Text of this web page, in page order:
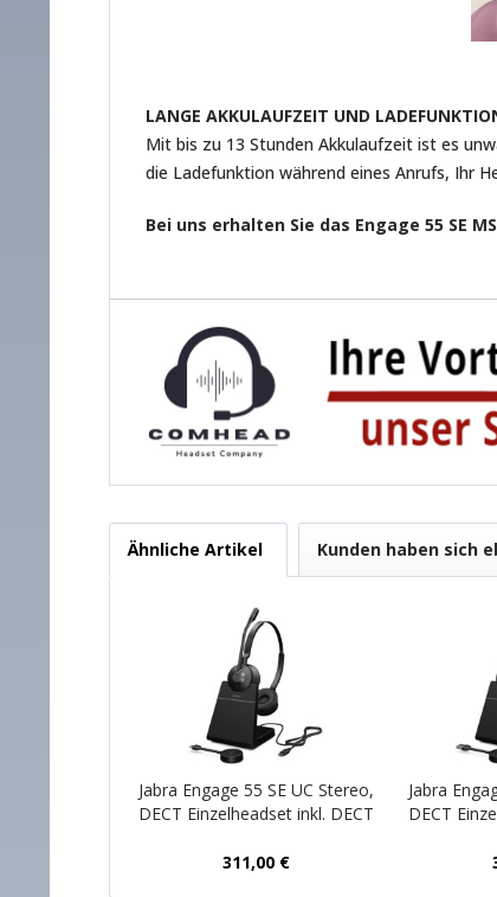
LANGE AKKULAUFZEIT UND
Mit bis zu 13 Stunden Akkulaufzeit ist es
die Ladefunktion während eines Anrufs, Ihr
Bei uns erhalten Sie das Engage 55 SE
Ähnliche Artikel Kunden haben sich
Jabra Engage 55 SE UC Stereo,
DECT Einzelheadset inkl. DECT
311,00 €
Jabra
DECT